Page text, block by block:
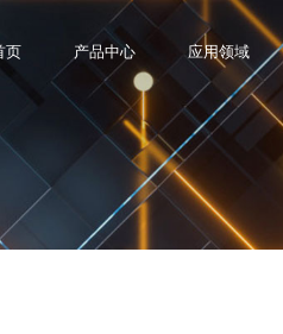
页 产品中心 应用领域